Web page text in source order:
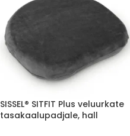
SISSEL® SITFIT Plus veluurkate
tasakaalupadjale, hall